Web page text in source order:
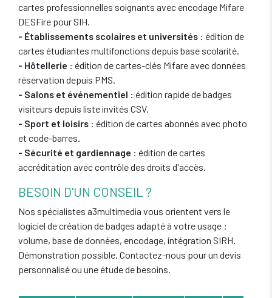
cartes professionnelles soignants avec encodage Mifare
DESFire pour SIH.
- Établissements scolaires et universités : édition de
cartes étudiantes multifonctions depuis base scolarité.
- Hôtellerie : édition de cartes-clés Mifare avec données
réservation depuis PMS.
- Salons et événementiel : édition rapide de badges
visiteurs depuis liste invités CSV.
- Sport et loisirs : édition de cartes abonnés avec photo
et code-barres.
- Sécurité et gardiennage : édition de cartes
accréditation avec contrôle des droits d'accès.
BESOIN D'UN CONSEIL ?
Nos spécialistes a3multimedia vous orientent vers le
logiciel de création de badges adapté à votre usage :
volume, base de données, encodage, intégration SIRH.
Démonstration possible. Contactez-nous pour un devis
personnalisé ou une étude de besoins.